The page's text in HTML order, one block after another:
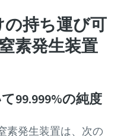
持ち運び可
素発生装置
99.999%の純度
素発生装置は、次の